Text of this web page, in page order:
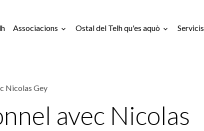
Associacions Ostal del Telh qu'es aquò Servicis
Nicolas Gey
avec Nicolas